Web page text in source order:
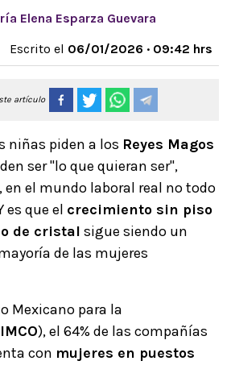
Elena Esparza Guevara
Escrito el 06/01/2026 · 09:42 hrs
artículo
niñas piden a los Reyes Magos
ser "lo que quieran ser",
el mundo laboral real no todo
es que el crecimiento sin piso
de cristal sigue siendo un
de las mujeres
Mexicano para la
IMCO), el 64% de las compañías
con mujeres en puestos